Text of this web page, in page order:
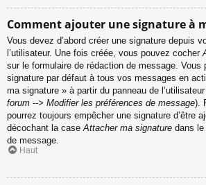
Comment ajouter une signature à
Vous devez d’abord créer une signature depuis
l’utilisateur. Une fois créée, vous pouvez cocher
sur le formulaire de rédaction de message. Vous
signature par défaut à tous vos messages en
ma signature » à partir du panneau de
forum --> Modifier les préférences de message).
pourrez toujours empêcher une signature d’être
décochant la caseAttacher ma signature dans le
de message.
Haut